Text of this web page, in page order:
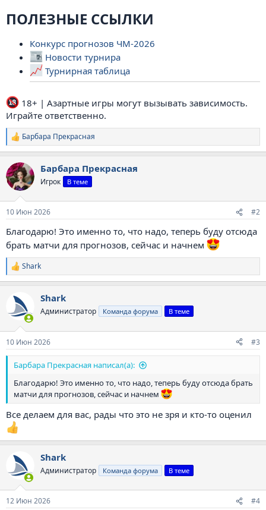
ПОЛЕЗНЫЕ ССЫЛКИ
Конкурс прогнозов ЧМ-2026
Новости турнира
Турнирная таблица
18+ | Азартные игры могут вызывать зависимость.
Играйте ответственно.
Р
е
к
ц
и
:
Барбара Прекрасная
Барбара Прекрасная
Игрок В теме
10 Июн 2026 #2
Благодарю! Это именно то, что надо, теперь буду отсюда
брать матчи для прогнозов, сейчас и начнем
Р
е
к
ц
и
Shark
Shark
Администратор Команда форума В теме
10 Июн 2026 #3
Барбара Прекрасная написал(а):
Благодарю! Это именно то, что надо, теперь буду отсюда брать
матчи для прогнозов, сейчас и начнем
Все делаем для вас, рады что это не зря и кто-то оценил
Shark
Администратор Команда форума В теме
12 Июн 2026 #4